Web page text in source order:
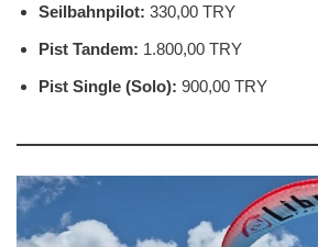
Seilbahnpilot: 330,00 TRY
Pist Tandem: 1.800,00 TRY
Pist Single (Solo): 900,00 TRY